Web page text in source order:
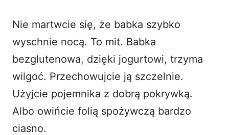
Nie martwcie się, że babka szybko
wyschnie nocą. To mit. Babka
bezglutenowa, dzięki jogurtowi, trzyma
wilgoć. Przechowujcie ją szczelnie.
Użyjcie pojemnika z dobrą pokrywką.
Albo owińcie folią spożywczą bardzo
ciasno.